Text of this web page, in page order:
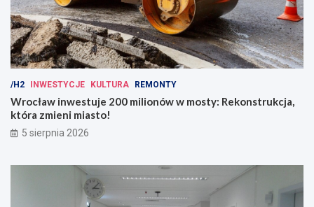
/H2 INWESTYCJE KULTURA REMONTY
Wrocław inwestuje 200 milionów w mosty: Rekonstrukcja,
która zmieni miasto!
5 sierpnia 2026